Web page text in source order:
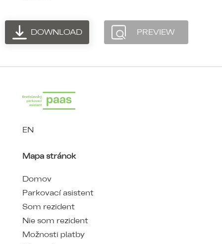
DOWNLOAD PREVIEW
EN
Mapa stránok
Domov
Parkovací asistent
Som rezident
Nie som rezident
Možnosti platby